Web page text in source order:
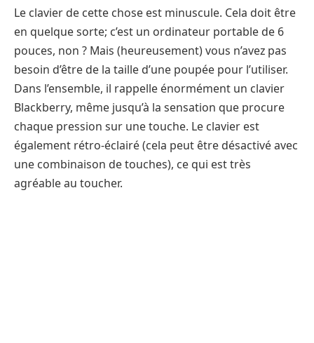
Le clavier de cette chose est minuscule. Cela doit être
en quelque sorte; c’est un ordinateur portable de 6
pouces, non ? Mais (heureusement) vous n’avez pas
besoin d’être de la taille d’une poupée pour l’utiliser.
Dans l’ensemble, il rappelle énormément un clavier
Blackberry, même jusqu’à la sensation que procure
chaque pression sur une touche. Le clavier est
également rétro-éclairé (cela peut être désactivé avec
une combinaison de touches), ce qui est très
agréable au toucher.